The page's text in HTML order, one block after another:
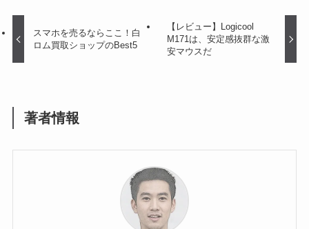
スマホを売るならここ！白
ロム買取ショップのBest5
【レビュー】Logicool
M171は、安定感抜群な激
安マウスだ
著者情報